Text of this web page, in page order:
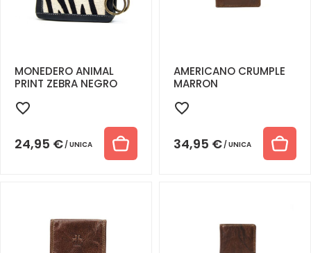
MONEDERO ANIMAL
PRINT ZEBRA NEGRO
24,95 € UNICA
AMERICANO CRUMPLE
MARRON
34,95 € UNICA